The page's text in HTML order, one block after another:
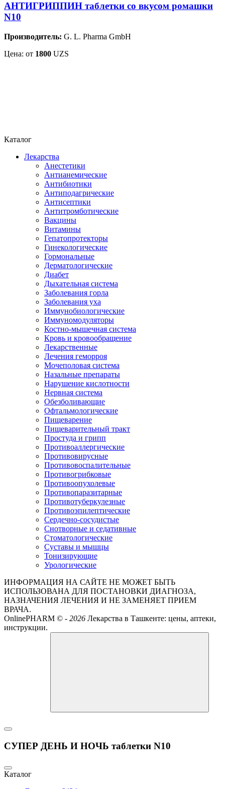
АНТИГРИППИН таблетки со вкусом ромашки
N10
Производитель: G. L. Pharma GmbH
Цена: от 1800 UZS
Каталог
Лекарства
Анестетики
Антианемические
Антибиотики
Антиподагрические
Антисептики
Антитромботические
Вакцины
Витамины
Гепатопротекторы
Гинекологические
Гормональные
Дерматологические
Диабет
Дыхательная система
Заболевания горла
Заболевания уха
Иммунобиологические
Иммуномодуляторы
Костно-мышечная система
Кровь и кровообращение
Лекарственные
Лечения геморроя
Мочеполовая система
Назальные препараты
Нарушение кислотности
Нервная система
Обезболивающие
Офтальмологические
Пищеварение
Пищеварительный тракт
Простуда и грипп
Противоаллергические
Противовирусные
Противовоспалительные
Противогрибковые
Противоопухолевые
Противопаразитарные
Противотуберкулезные
Противоэпилептические
Сердечно-сосудистые
Снотворные и седативные
Стоматологические
Суставы и мышцы
Тонизирующие
Урологические
ИНФОРМАЦИЯ НА САЙТЕ НЕ МОЖЕТ БЫТЬ
ИСПОЛЬЗОВАНА ДЛЯ ПОСТАНОВКИ ДИАГНОЗА,
НАЗНАЧЕНИЯ ЛЕЧЕНИЯ И НЕ ЗАМЕНЯЕТ ПРИЕМ
ВРАЧА.
OnlinePHARM © - 2026 Лекарства в Ташкенте: цены, аптеки,
инструкции.
СУПЕР ДЕНЬ И НОЧЬ таблетки N10
Каталог